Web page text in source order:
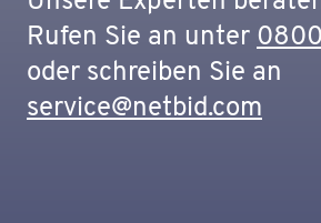
Rufen Sie an unter
oder schreiben Sie an
service@netbid.com